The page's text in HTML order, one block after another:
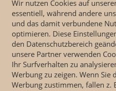
genau dafür ein sehr gutes
erklärte Elio Curti,
spendete. Die HeiterBlick
So konnte Samuel
zum Spielen für die kleinen
und besonders
Und genau hier treten wir in
die HeiterBlick GmbH
Wir nutzen Cookies auf
essentiell, während andere
und das damit verbundene
optimieren. Diese
den Datenschutzbereich
unsere Partner verwenden
Ihr Surfverhalten zu
Werbung zu zeigen. Wenn Sie
Werbung zustimmen, fallen z.